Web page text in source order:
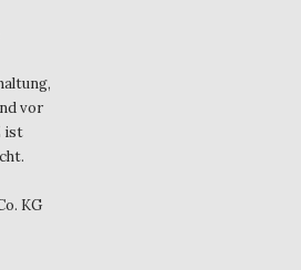
vor
ist
KG